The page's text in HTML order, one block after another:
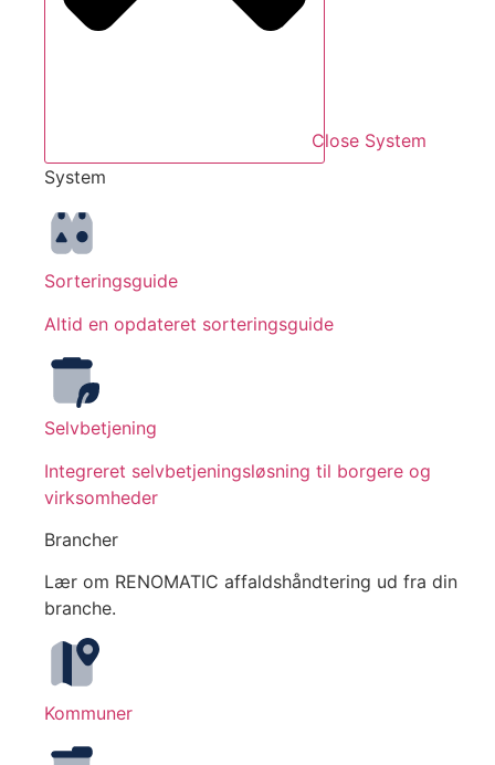
Close System
System
Sorteringsguide
Altid en opdateret sorteringsguide
Selvbetjening
Integreret selvbetjeningsløsning til borgere og
virksomheder
Brancher
Lær om RENOMATIC affaldshåndtering ud fra din
branche.
Kommuner